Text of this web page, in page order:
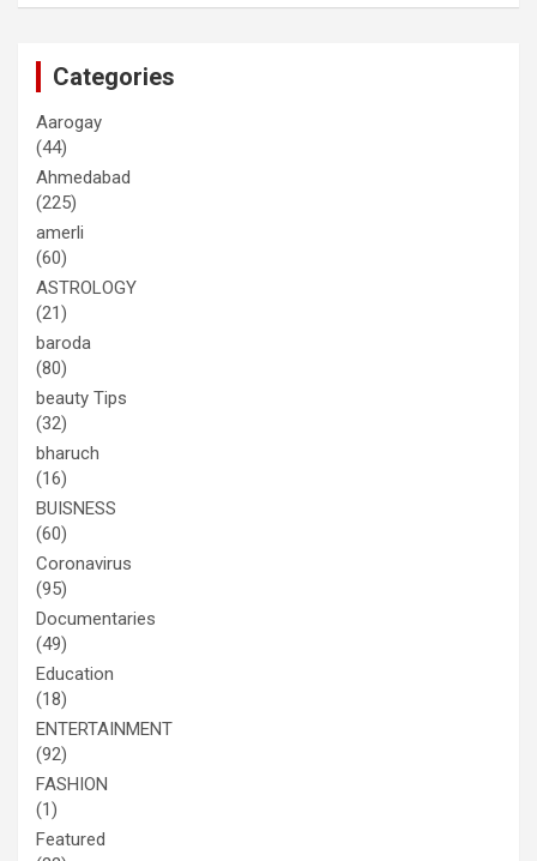
Categories
Aarogay
(44)
Ahmedabad
(225)
amerli
(60)
ASTROLOGY
(21)
baroda
(80)
beauty Tips
(32)
bharuch
(16)
BUISNESS
(60)
Coronavirus
(95)
Documentaries
(49)
Education
(18)
ENTERTAINMENT
(92)
FASHION
(1)
Featured